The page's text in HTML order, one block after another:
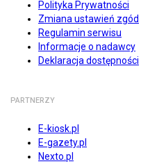
Polityka Prywatności
Zmiana ustawień zgód
Regulamin serwisu
Informacje o nadawcy
Deklaracja dostępności
PARTNERZY
E-kiosk.pl
E-gazety.pl
Nexto.pl